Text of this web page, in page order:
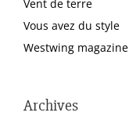
Vent de terre
Vous avez du style
Westwing magazine
Archives